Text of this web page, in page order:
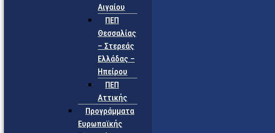
Αιγαίου
ΠΕΠ
Θεσσαλίας
– Στερεάς
Ελλάδας –
Ηπείρου
ΠΕΠ
Αττικής
Προγράμματα
Ευρωπαϊκής